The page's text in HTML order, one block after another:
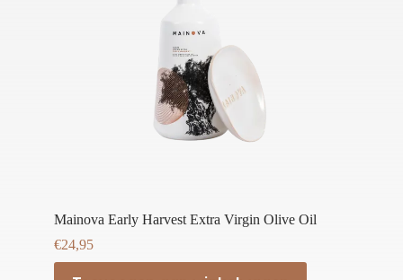
Mainova Early Harvest Extra Virgin Olive Oil
€24,95